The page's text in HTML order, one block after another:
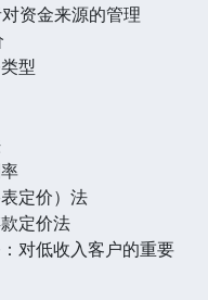
资金来源的管理
型
定价）法
定价法
对低收入客户的重要